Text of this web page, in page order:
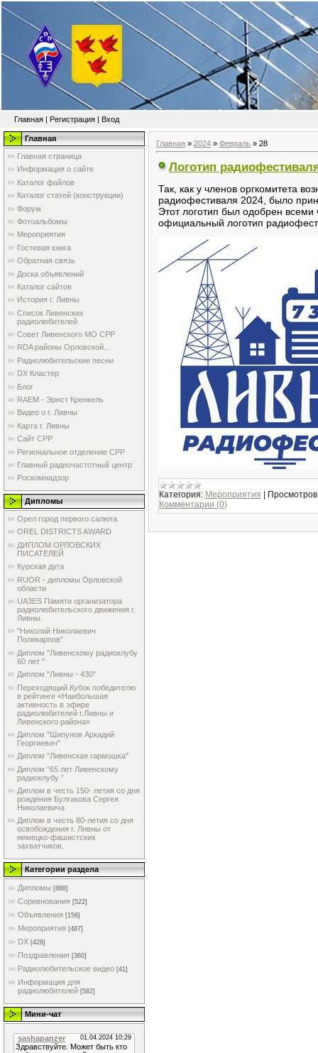
Главная | Регистрация | Вход
Главная
Главная страница
Информация о сайте
Каталог файлов
Каталог статей (конструкции)
Форум
Фотоальбомы
Мероприятия
Гостевая книга
Обратная связь
Доска объявлений
Каталог сайтов
История г. Ливны
Список Ливенских
радиолюбителей
Совет Ливенского МО СРР
RDA районы Орловской...
Радиолюбительские песни
DX Кластер
Блог
RAEM - Эрнст Кренкель
Видео о г. Ливны
Карта г. Ливны
Сайт СРР
Региональное отделение СРР
Главный радиочастотный центр
Роскомнадзор
Дипломы
Орел город первого салюта
OREL DISTRICTS AWARD
ДИПЛОМ ОРЛОВСКИХ
ПИСАТЕЛЕЙ
Курская дуга
RUOR - дипломы Орловской
области
UA3ES Памяти организатора
радиолюбительского движения г.
Ливны.
"Николай Николаевич
Поликарпов"
Диплом "Ливенскому радиоклубу
60 лет "
Диплом "Ливны - 430"
Переходящий Кубок победителю
в рейтинге «Наибольшая
активность в эфире
радиолюбителей г.Ливны и
Ливенского района»
Диплом "Шипунов Аркадий
Георгиевич"
Диплом "Ливенская гармошка"
Диплом “65 лет Ливенскому
радиоклубу ”
Диплом в честь 150- летия со дня
рождения Булгакова Сергея
Николаевича
Диплом в честь 80-летия со дня
освобождения г. Ливны от
немецко-фашистских
захватчиков.
Категории раздела
Дипломы [888]
Соревнования [522]
Объявления [156]
Мероприятия [487]
DX [428]
Поздравления [360]
Радиолюбительское видео [41]
Информация для
радиолюбителей [582]
Мини-чат
Главная » 2024 » Февраль » 28
Логотип
Так, как у членов оргкомитета
радиофестиваля 2024, было
Этот логотип был одобрен всеми
официальный логотип
Категория: Мероприятия |
Комментарии (0)